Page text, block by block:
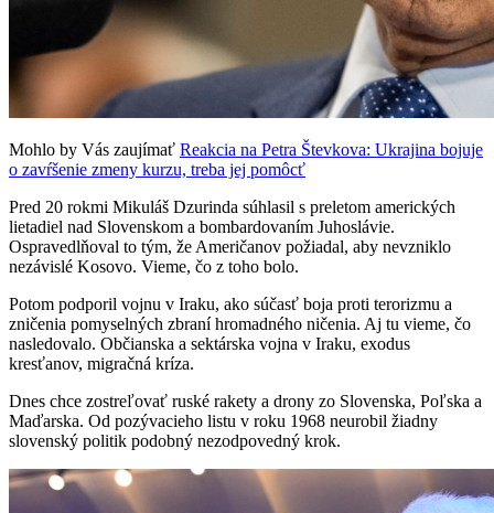
Mohlo by Vás zaujímať Reakcia na Petra Števkova: Ukrajina bojuje
o zavŕšenie zmeny kurzu, treba jej pomôcť
Pred 20 rokmi Mikuláš Dzurinda súhlasil s preletom amerických
lietadiel nad Slovenskom a bombardovaním Juhoslávie.
Ospravedlňoval to tým, že Američanov požiadal, aby nevzniklo
nezávislé Kosovo. Vieme, čo z toho bolo.
Potom podporil vojnu v Iraku, ako súčasť boja proti terorizmu a
zničenia pomyselných zbraní hromadného ničenia. Aj tu vieme, čo
nasledovalo. Občianska a sektárska vojna v Iraku, exodus
kresťanov, migračná kríza.
Dnes chce zostreľovať ruské rakety a drony zo Slovenska, Poľska a
Maďarska. Od pozývacieho listu v roku 1968 neurobil žiadny
slovenský politik podobný nezodpovedný krok.